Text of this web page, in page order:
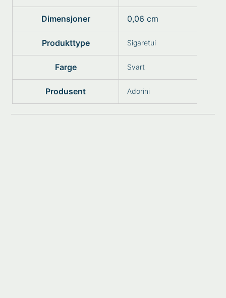
Dimensjoner 0,06 cm
Produkttype Sigaretui
Farge Svart
Produsent Adorini